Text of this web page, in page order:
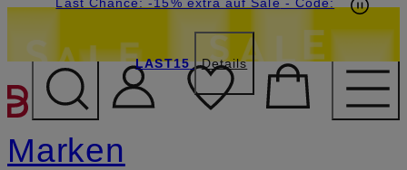
ZUM HAUPTINHALT
LAST15 Details
Marken